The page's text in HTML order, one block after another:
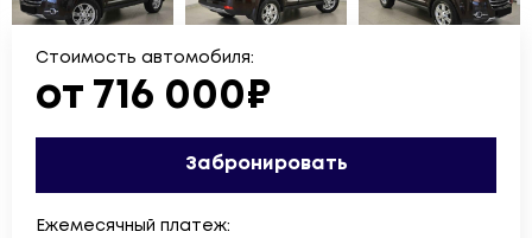
Стоимость автомобиля:
от 716 000₽
Забронировать
Ежемесячный платеж: